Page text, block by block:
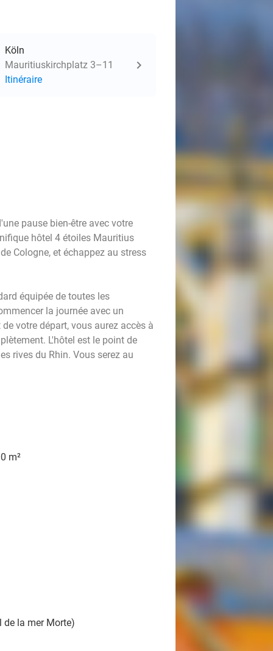
Köln
Mauritiuskirchplatz 3–11
Itinéraire
pause bien-être avec votre
hôtel 4 étoiles Mauritius
Cologne, et échappez au stress
équipée de toutes les
la journée avec un
votre départ, vous aurez accès à
L'hôtel est le point de
rives du Rhin. Vous serez au
m²
de la mer Morte)